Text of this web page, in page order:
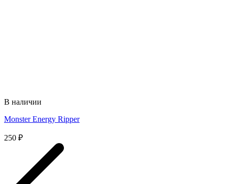
В наличии
Monster Energy Ripper
250 ₽